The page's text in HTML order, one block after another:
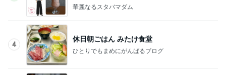
華麗なるスタバマダム
4
休日朝ごはん みたけ食堂
ひとりでもまめにがんばるブログ